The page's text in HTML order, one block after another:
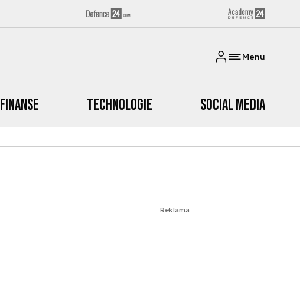
Menu
Technologie Social media
Reklama